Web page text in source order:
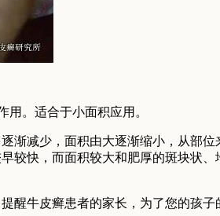
。适合于小面积应用。
减少，面积由大逐渐缩小，从部位
较快，而面积较大和肥厚的斑块状
牛皮癣患者的家长，为了您的孩子